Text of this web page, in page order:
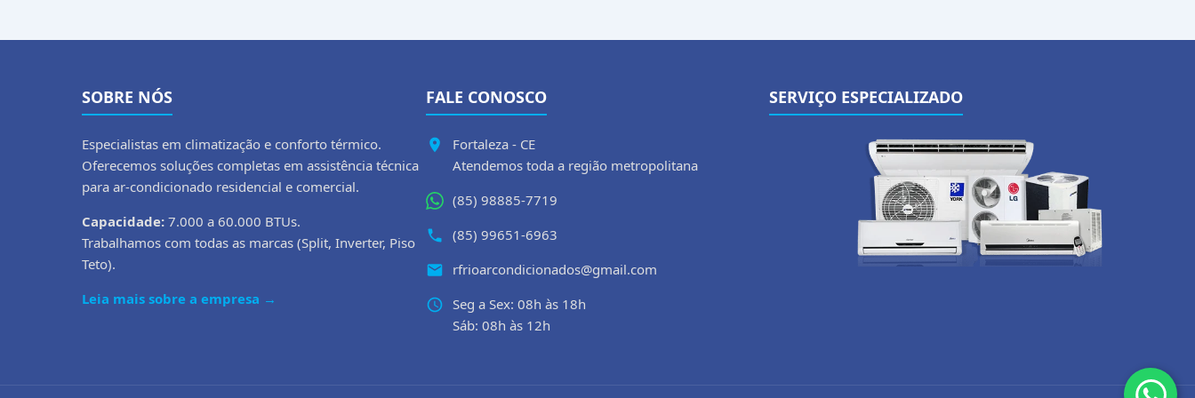
SOBRE NÓS
Especialistas em climatização e conforto térmico.
Oferecemos soluções completas em assistência técnica
para ar-condicionado residencial e comercial.
Capacidade: 7.000 a 60.000 BTUs.
Trabalhamos com todas as marcas (Split, Inverter, Piso
Teto).
Leia mais sobre a empresa →
FALE CONOSCO
Fortaleza - CE
Atendemos toda a região metropolitana
(85) 98885-7719
(85) 99651-6963
rfrioarcondicionados@gmail.com
Seg a Sex: 08h às 18h
Sáb: 08h às 12h
SERVIÇO ESPECIALIZADO